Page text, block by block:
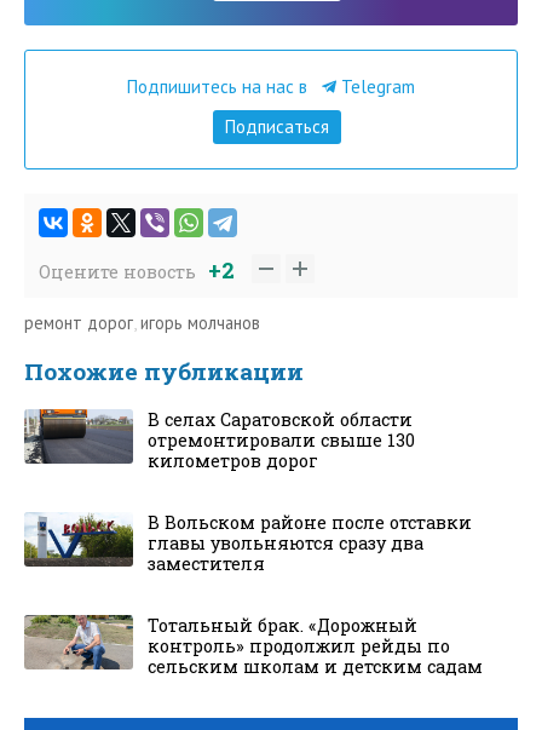
Подпишитесь на нас в
Telegram
Подписаться
Оцените новость +2
ремонт дорог,игорь молчанов
Похожие публикации
В селах Саратовской области
отремонтировали свыше 130
километров дорог
В Вольском районе после отставки
главы увольняются сразу два
заместителя
Тотальный брак. «Дорожный
контроль» продолжил рейды по
сельским школам и детским садам